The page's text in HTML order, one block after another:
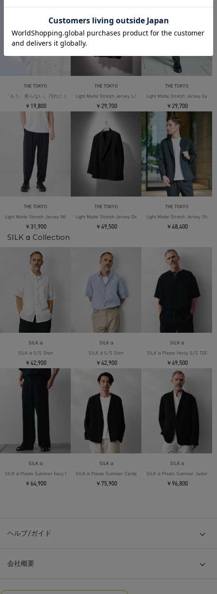
THE TOKYO
「もう、焦らない。汚れにくい」SOLOTEX Jersey S/S T-Shirts
￥19,800
THE TOKYO
Light Matte Stretch Jersey L/S Shirt
￥29,700
THE TOKYO
Light Matte Stretch Jersey Easy
￥29,700
THE TOKYO
Light Matte Stretch Jersey Wide Tapered Pants
￥31,900
THE TOKYO
Light Matte Stretch Jersey Double Jacket
￥49,500
THE TOKYO
Light Matte Stretch Jersey Shape
￥48,400
SILK α Collection
SILK α
SILK α S/S Shirt
￥42,900
SILK α
SILK α S/S Shirt
￥42,900
SILK α
SILK α Pleats Henly S/S TEE
￥49,500
SILK α
SILK α Pleats Summer Easy Pants
￥64,900
SILK α
SILK α Pleats Summer Cardigan
￥75,900
SILK α
SILK α Pleats Summer Jacket
￥96,800
ヘルプ/ガイド
会社概要